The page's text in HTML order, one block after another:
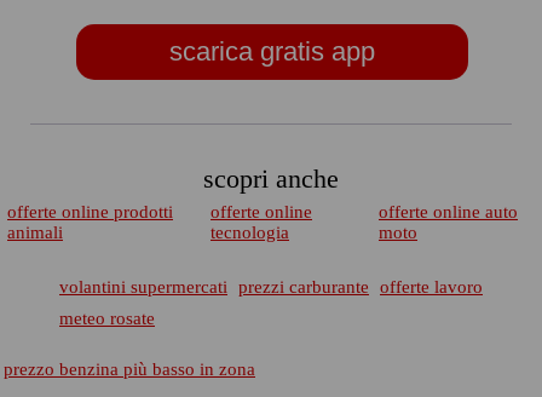
scarica gratis app
scopri anche
offerte online prodotti
animali
offerte online
tecnologia
offerte online auto
moto
volantini supermercati prezzi carburante
offerte lavoro
meteo rosate
prezzo benzina più basso in zona